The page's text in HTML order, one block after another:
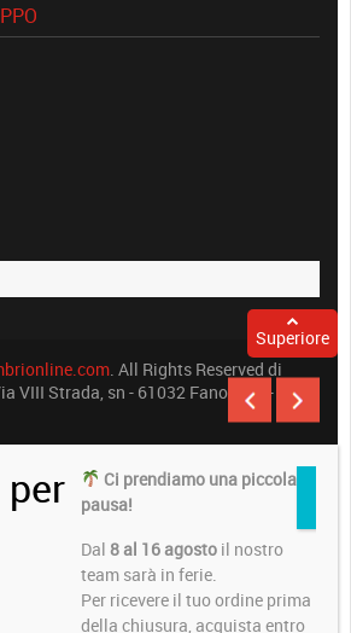
. All Rights Reserved di
VIII Strada, sn - 61032 Fano (PU) -
Superiore
Ci prendiamo una piccola
pausa!
Dal 8 al 16 agosto il nostro
team sarà in ferie.
Per ricevere il tuo ordine prima
della chiusura, acquista entro